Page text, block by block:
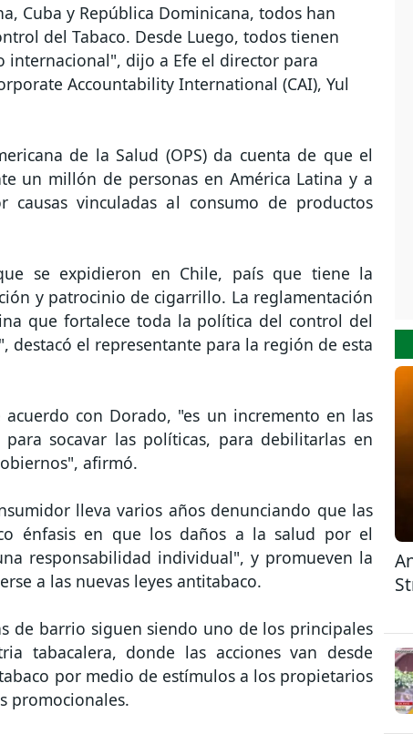
Cuba y República Dominicana, todos han
del Tabaco. Desde Luego, todos tienen
internacional", dijo a Efe el director para
Accountability International (CAI), Yul
de la Salud (OPS) da cuenta de que el
un millón de personas en América Latina y a
vinculadas al consumo de productos
se expidieron en Chile, país que tiene la
y patrocinio de cigarrillo. La reglamentación
que fortalece toda la política del control del
destacó el representante para la región de esta
con Dorado, "es un incremento en las
socavar las políticas, para debilitarlas en
afirmó.
lleva varios años denunciando que las
énfasis en que los daños a la salud por el
responsabilidad individual", y promueven la
a las nuevas leyes antitabaco.
de barrio siguen siendo uno de los principales
tabacalera, donde las acciones van desde
por medio de estímulos a los propietarios
promocionales.